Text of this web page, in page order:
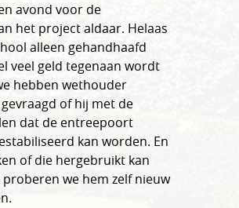
avond voor de
het project aldaar. Helaas
alleen gehandhaafd
veel geld tegenaan wordt
hebben wethouder
gevraagd of hij met de
dat de entreepoort
kan worden. En
of die hergebruikt kan
we hem zelf nieuw